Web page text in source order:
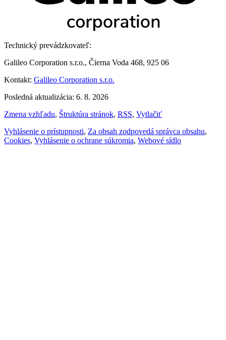
Technický prevádzkovateľ:
Galileo Corporation s.r.o., Čierna Voda 468, 925 06
Kontakt: Galileo Corporation s.r.o.
Posledná aktualizácia: 6. 8. 2026
Zmena vzhľadu, Štruktúra stránok, RSS, Vytlačiť
Vyhlásenie o prístupnosti, Za obsah zodpovedá správca obsahu,
Cookies, Vyhlásenie o ochrane súkromia, Webové sídlo